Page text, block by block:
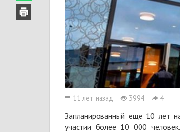
11 лет назад 3994 4
Запланированный еще 10 лет
участии более 10 000